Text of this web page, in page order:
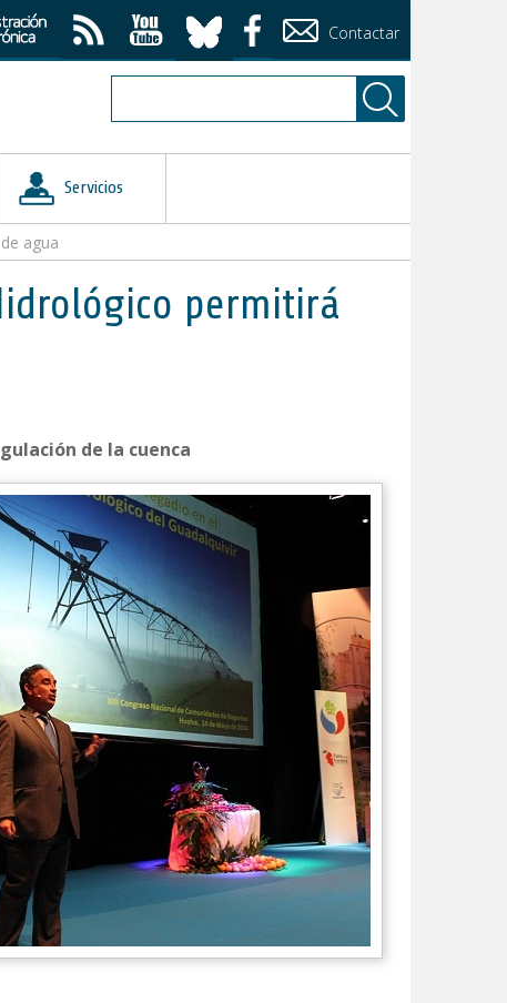
Contactar
Servicios
agua
permitirá
de la cuenca